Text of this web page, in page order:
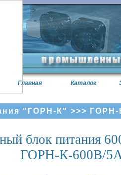
Каталог
Главная
"ГОРН-К" >>> ГОРН-
блок питания
ГОРН-К-600В/5А